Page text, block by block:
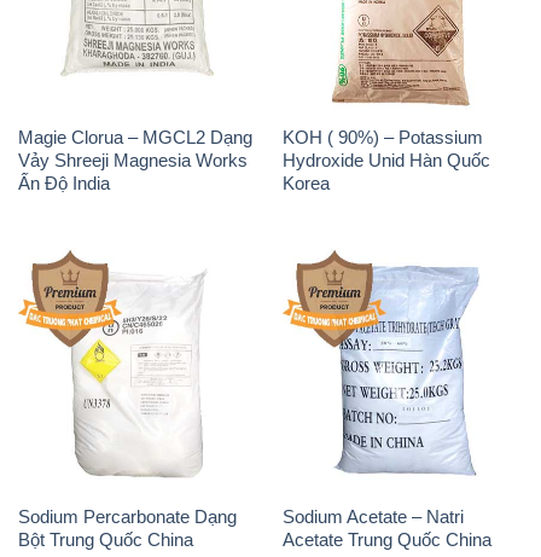
Magie Clorua – MGCL2 Dạng
Vảy Shreeji Magnesia Works
Ấn Độ India
KOH ( 90%) – Potassium
Hydroxide Unid Hàn Quốc
Korea
Sodium Percarbonate Dạng
Bột Trung Quốc China
Sodium Acetate – Natri
Acetate Trung Quốc China